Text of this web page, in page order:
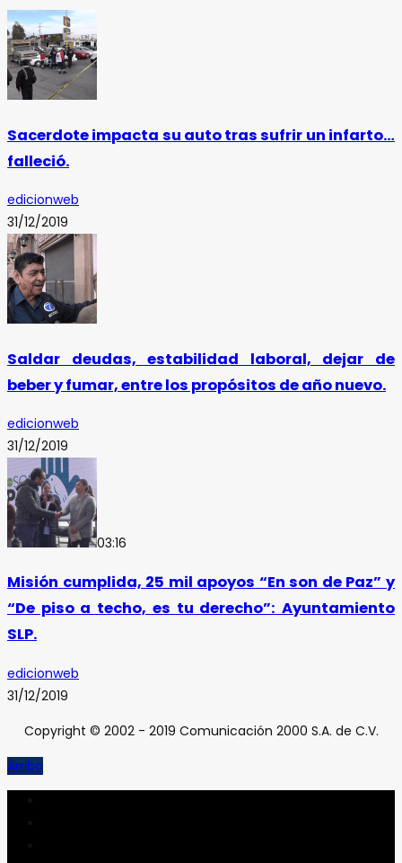
Sacerdote impacta su auto tras sufrir un infarto…
falleció.
edicionweb
31/12/2019
Saldar deudas, estabilidad laboral, dejar de
beber y fumar, entre los propósitos de año nuevo.
edicionweb
31/12/2019
03:16
Misión cumplida, 25 mil apoyos “En son de Paz” y
“De piso a techo, es tu derecho”: Ayuntamiento
SLP.
edicionweb
31/12/2019
Copyright © 2002 - 2019 Comunicación 2000 S.A. de C.V.
Arriba